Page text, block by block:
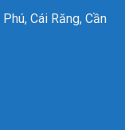
Cái Răng, Cần